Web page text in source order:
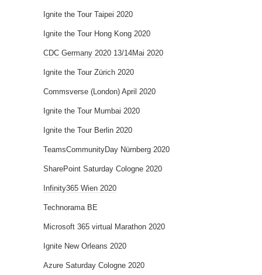
Ignite the Tour Taipei 2020
Ignite the Tour Hong Kong 2020
CDC Germany 2020 13/14Mai 2020
Ignite the Tour Zürich 2020
Commsverse (London) April 2020
Ignite the Tour Mumbai 2020
Ignite the Tour Berlin 2020
TeamsCommunityDay Nürnberg 2020
SharePoint Saturday Cologne 2020
Infinity365 Wien 2020
Technorama BE
Microsoft 365 virtual Marathon 2020
Ignite New Orleans 2020
Azure Saturday Cologne 2020